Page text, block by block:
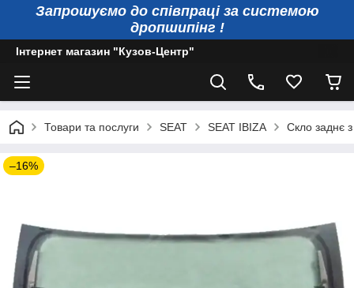
Запрошуємо до співпраці за системою
дропшипінг !
Інтернет магазин "Кузов-Центр"
Товари та послуги SEAT SEAT IBIZA Скло заднє
–16%